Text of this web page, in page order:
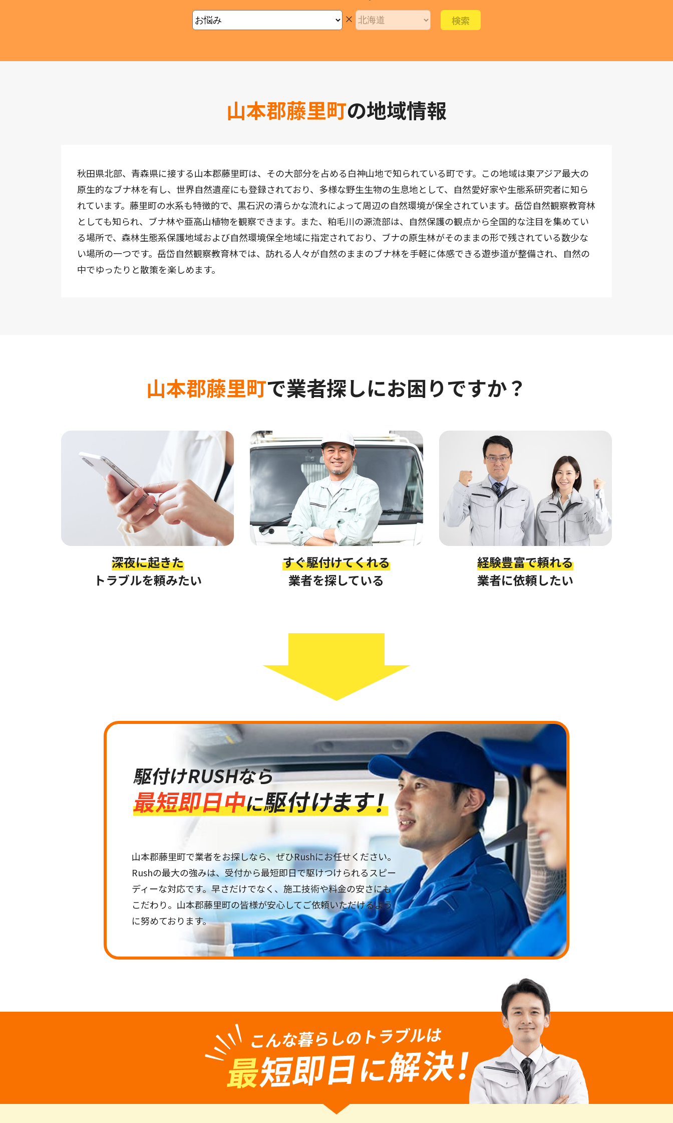
×
山本郡藤里町の地域情報
秋田県北部、青森県に接する山本郡藤里町は、その大部分を占める白神山地で知られている町です。この地域は東アジア最大の
原生的なブナ林を有し、世界自然遺産にも登録されており、多様な野生生物の生息地として、自然愛好家や生態系研究者に知ら
れています。藤里町の水系も特徴的で、黒石沢の清らかな流れによって周辺の自然環境が保全されています。岳岱自然観察教育林
としても知られ、ブナ林や亜高山植物を観察できます。また、粕毛川の源流部は、自然保護の観点から全国的な注目を集めてい
る場所で、森林生態系保護地域および自然環境保全地域に指定されており、ブナの原生林がそのままの形で残されている数少な
い場所の一つです。岳岱自然観察教育林では、訪れる人々が自然のままのブナ林を手軽に体感できる遊歩道が整備され、自然の
中でゆったりと散策を楽しめます。
山本郡藤里町で業者探しにお困りですか？
深夜に起きた
トラブルを頼みたい
すぐ駆付けてくれる
業者を探している
経験豊富で頼れる
業者に依頼したい
山本郡藤里町で業者をお探しなら、ぜひRushにお任せください。
Rushの最大の強みは、受付から最短即日で駆けつけられるスピー
ディーな対応です。早さだけでなく、施工技術や料金の安さにも
こだわり。山本郡藤里町の皆様が安心してご依頼いただけるよう
に努めております。